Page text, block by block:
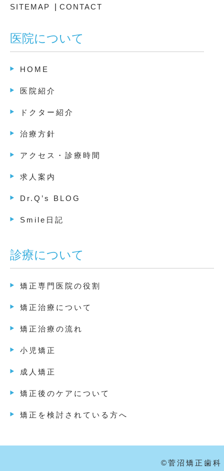
SITEMAP CONTACT
医院について
HOME
医院紹介
ドクター紹介
治療方針
アクセス・診療時間
求人案内
Dr.Q’s BLOG
Smile日記
診療について
矯正専門医院の役割
矯正治療について
矯正治療の流れ
小児矯正
成人矯正
矯正後のケアについて
矯正を検討されている方へ
©菅沼矯正歯科